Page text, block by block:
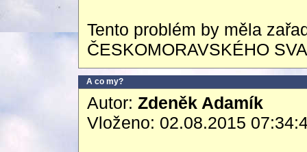
Tento problém by měla
ČESKOMORAVSKÉHO
A co my?
Autor: Zdeněk Adamík
Vloženo: 02.08.2015